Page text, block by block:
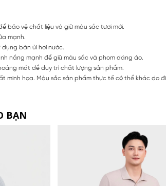
bảo vệ chất liệu và giữ màu sắc tươi mới.
mạnh.
bàn ủi hơi nước.
nắng mạnh để giữ màu sắc và phom dáng áo.
mát để duy trì chất lượng sản phẩm.
minh họa. Màu sắc sản phẩm thực tế có thể khác do
BẠN